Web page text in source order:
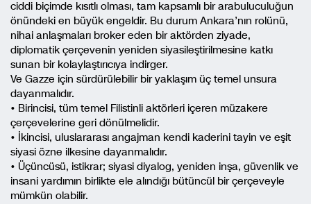
ciddi biçimde kısıtlı olması, tam kapsamlı bir arabuluculuğun
önündeki en büyük engeldir. Bu durum Ankara’nın rolünü,
nihai anlaşmaları broker eden bir aktörden ziyade,
diplomatik çerçevenin yeniden siyasileştirilmesine katkı
sunan bir kolaylaştırıcıya indirger.
Ve Gazze için sürdürülebilir bir yaklaşım üç temel unsura
dayanmalıdır.
• Birincisi, tüm temel Filistinli aktörleri içeren müzakere
çerçevelerine geri dönülmelidir.
• İkincisi, uluslararası angajman kendi kaderini tayin ve eşit
siyasi özne ilkesine dayanmalıdır.
• Üçüncüsü, istikrar; siyasi diyalog, yeniden inşa, güvenlik ve
insani yardımın birlikte ele alındığı bütüncül bir çerçeveyle
mümkün olabilir.